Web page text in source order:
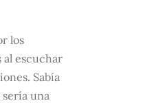
los
al escuchar
Sabía
sería una